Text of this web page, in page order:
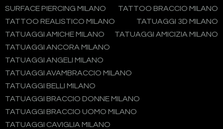
SURFACE PIERCING MILANO
TATTOO BRACCIO MILANO
TATTOO REALISTICO MILANO
TATUAGGI 3D MILANO
TATUAGGI AMICHE MILANO
TATUAGGI AMICIZIA MILANO
TATUAGGI ANCORA MILANO
TATUAGGI ANGELI MILANO
TATUAGGI AVAMBRACCIO MILANO
TATUAGGI BELLI MILANO
TATUAGGI BRACCIO DONNE MILANO
TATUAGGI BRACCIO UOMO MILANO
TATUAGGI CAVIGLIA MILANO